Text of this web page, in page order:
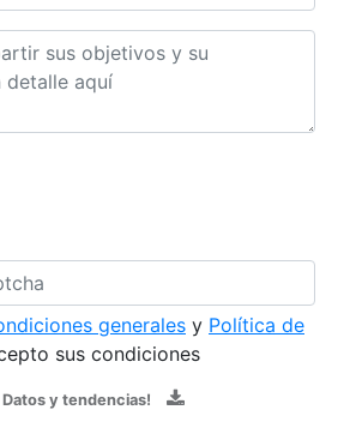
generales y Política de
sus condiciones
Datos y tendencias!